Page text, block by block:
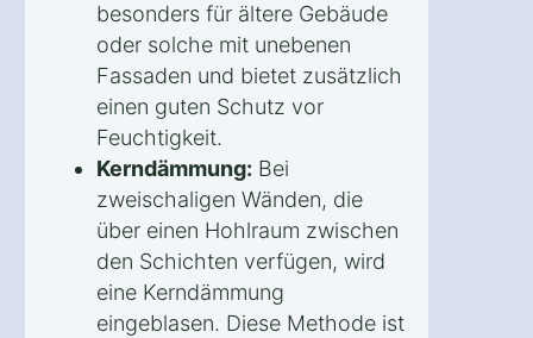
besonders für ältere Gebäude
oder solche mit unebenen
Fassaden und bietet zusätzlich
einen guten Schutz vor
Feuchtigkeit.
Kerndämmung: Bei
zweischaligen Wänden, die
über einen Hohlraum zwischen
den Schichten verfügen, wird
eine Kerndämmung
eingeblasen. Diese Methode ist